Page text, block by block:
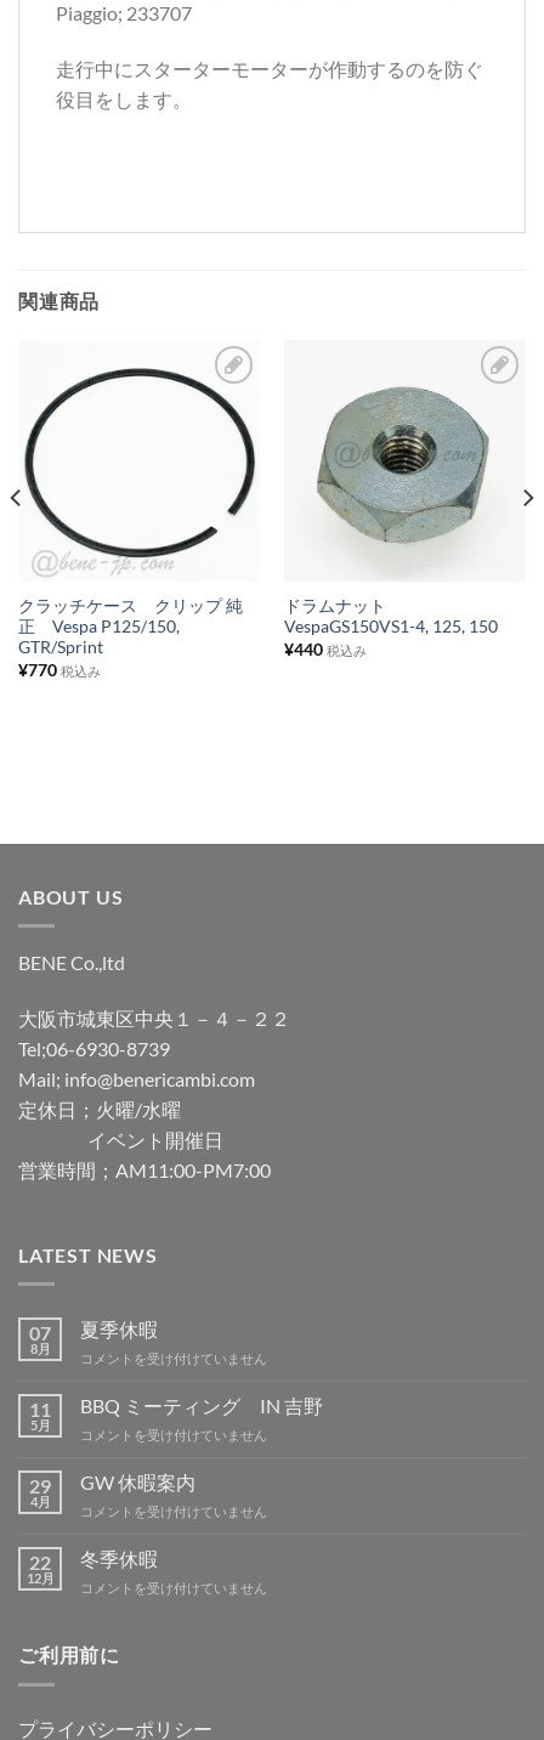
Piaggio; 233707
走行中にスターターモーターが作動するのを防ぐ
役目をします。
関連商品
り
ス
クラッチケース クリップ 純
正 Vespa P125/150,
GTR/Sprint
¥770 税込み
気
に
入
ト
ドラムナット
VespaGS150VS1-4, 125, 150
¥440 税込み
ABOUT US
BENE Co.,ltd
大阪市城東区中央１－４－２２
Tel;06-6930-8739
Mail; info@benericambi.com
定休日；火曜/水曜
イベント開催日
営業時間；AM11:00-PM7:00
LATEST NEWS
07
8月
夏季休暇
夏
休
は
コメントを受け付けていません
11
5月
BBQ ミーティング IN 吉野
BBQ
ー
ィ
グ
吉
コメントを受け付けていません
29
4月
GW 休暇案内
GW
暇
案
内
コメントを受け付けていません
22
12月
冬季休暇
冬
暇
は
コメントを受け付けていません
ご利用前に
プライバシーポリシー